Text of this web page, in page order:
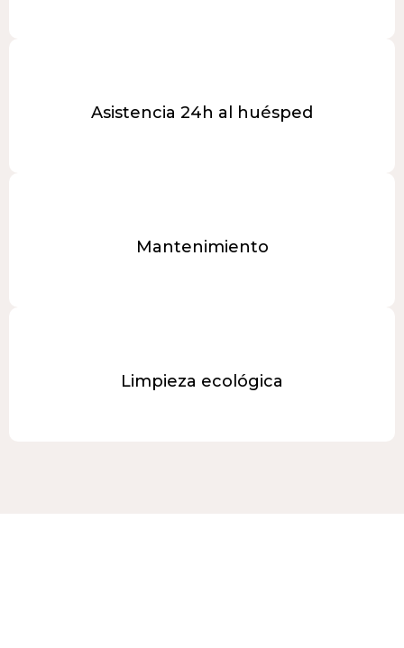
Asistencia 24h al huésped
Mantenimiento
Limpieza ecológica